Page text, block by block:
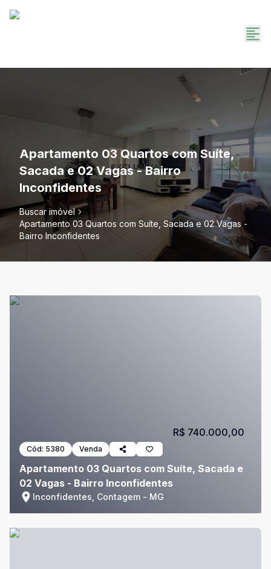
Apartamento 03 Quartos com Suíte,
Sacada e 02 Vagas - Bairro
Inconfidentes
Buscar imóvel
Apartamento 03 Quartos com Suíte, Sacada e 02 Vagas -
Bairro Inconfidentes
Cód: 5380 Venda
Apartamento 03 Quartos com Suíte, Sacada e
02 Vagas - Bairro Inconfidentes
Inconfidentes, Contagem - MG
R$ 740.000,00